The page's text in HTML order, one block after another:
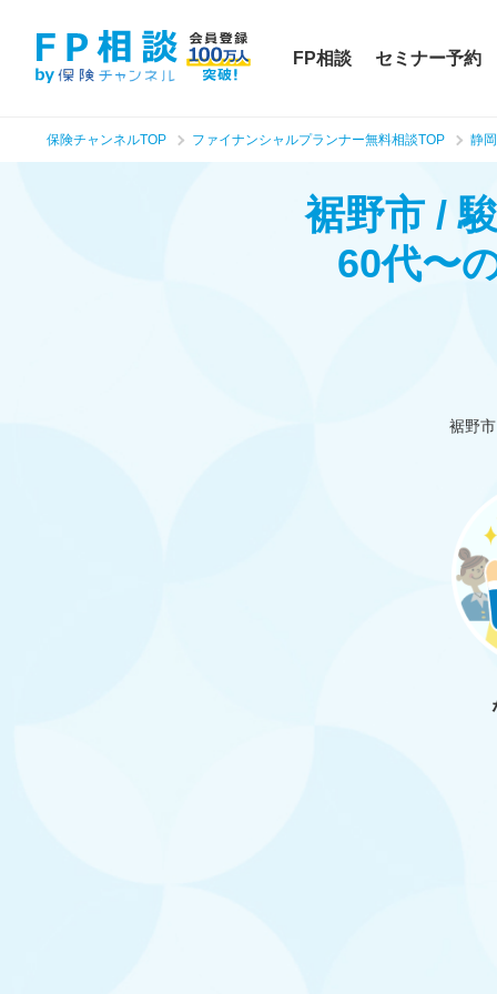
FP相談 セミナー予約
保険チャンネルTOP ファイナンシャルプランナー無料相談TOP 静
裾野市 /
60代〜
裾野